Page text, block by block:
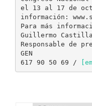
el 13 al 17 de
información:
Para más
Guillermo
Responsable de
GEN
617 90 50 69 /